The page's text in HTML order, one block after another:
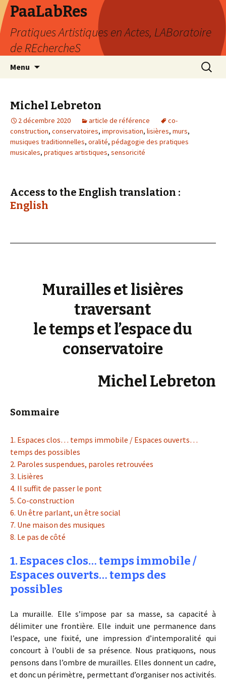
PaaLabRes
Pratiques Artistiques en Actes, LABoratoire
de REchercheS
Menu
Michel Lebreton
2 décembre 2020 article de référence
co-
construction, conservatoires, improvisation, lisières, murs,
musiques traditionnelles, oralité, pédagogie des pratiques
musicales, pratiques artistiques, sensoricité
Access to the English translation :
English
Murailles et lisières
traversant
le temps et l’espace du
conservatoire
Michel Lebreton
Sommaire
1. Espaces clos… temps immobile / Espaces ouverts…
temps des possibles
2. Paroles suspendues, paroles retrouvées
3. Lisières
4. Il suffit de passer le pont
5. Co-construction
6. Un être parlant, un être social
7. Une maison des musiques
8. Le pas de côté
1. Espaces clos… temps immobile /
Espaces ouverts… temps des
possibles
La muraille. Elle s’impose par sa masse, sa capacité à
délimiter une frontière. Elle induit une permanence dans
l’espace, une fixité, une impression d’intemporalité qui
concourt à l’oubli de sa présence. Nous pratiquons, nous
pensons dans l’ombre de murailles. Elles donnent un cadre,
et donc un périmètre, permettant d’organiser nos activités.